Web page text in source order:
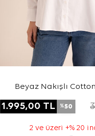
Beyaz Nakışlı
1.995,00 TL %50
2 ve üzeri +% 20